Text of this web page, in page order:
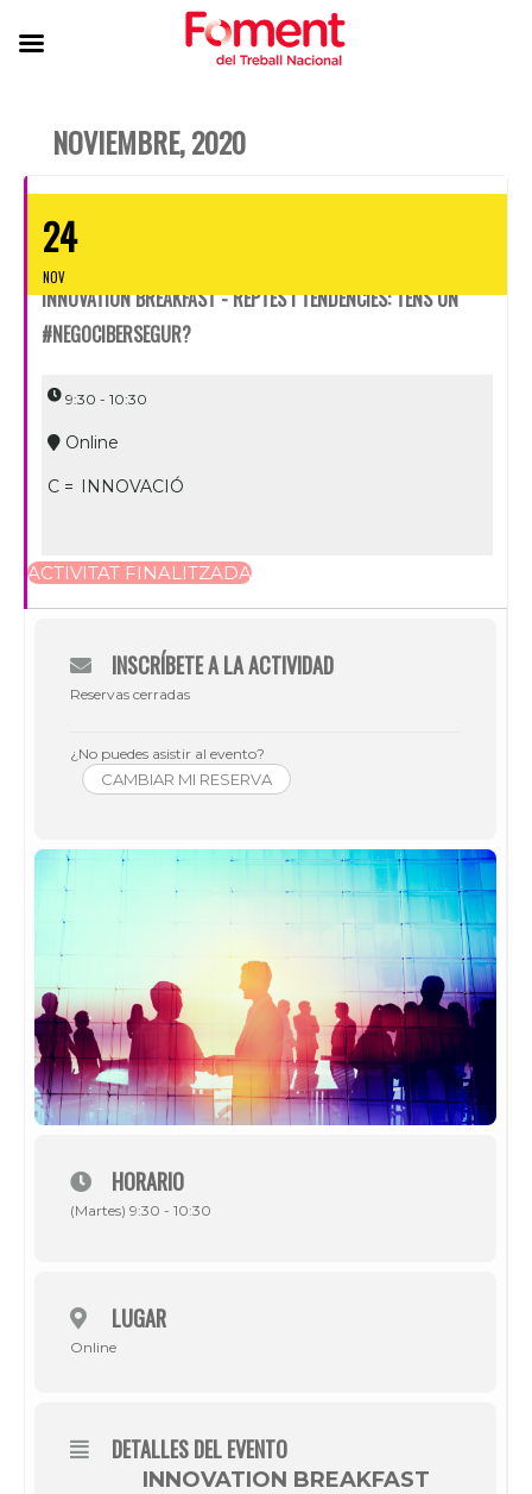
NOVIEMBRE, 2020
24
NOV
INNOVATION BREAKFAST - REPTES I TENDÈNCIES: TENS UN
#NEGOCIBERSEGUR?
9:30 - 10:30
Online
C = INNOVACIÓ
ACTIVITAT FINALITZADA
INSCRÍBETE A LA ACTIVIDAD
Reservas cerradas
¿No puedes asistir al evento?
CAMBIAR MI RESERVA
HORARIO
(Martes) 9:30 - 10:30
LUGAR
Online
DETALLES DEL EVENTO
INNOVATION BREAKFAST